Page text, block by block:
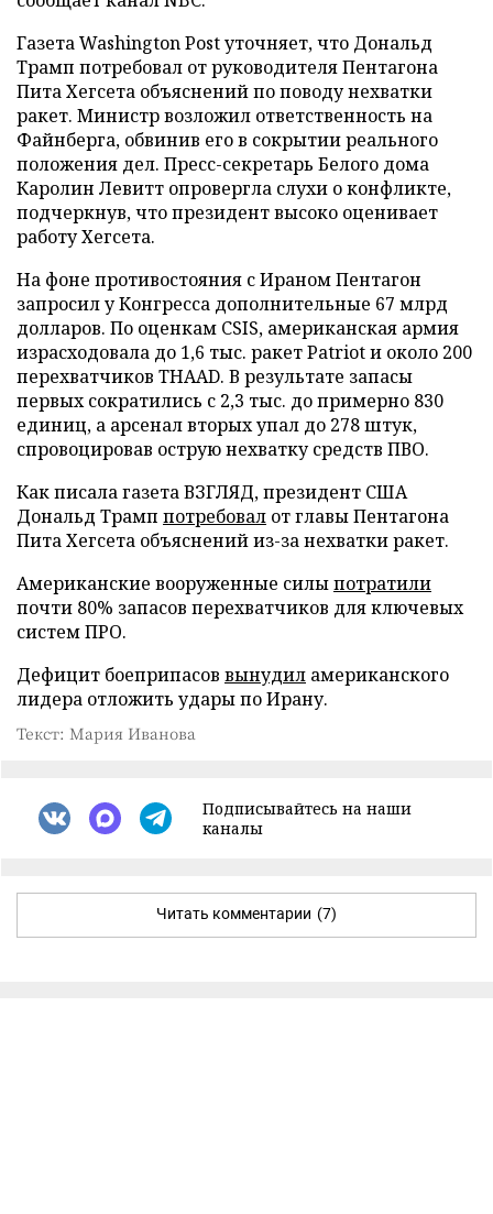
Газета Washington Post уточняет, что Дональд
Трамп потребовал от руководителя Пентагона
Пита Хегсета объяснений по поводу нехватки
ракет. Министр возложил ответственность на
Файнберга, обвинив его в сокрытии реального
положения дел. Пресс-секретарь Белого дома
Каролин Левитт опровергла слухи о конфликте,
подчеркнув, что президент высоко оценивает
работу Хегсета.
На фоне противостояния с Ираном Пентагон
запросил у Конгресса дополнительные 67 млрд
долларов. По оценкам CSIS, американская армия
израсходовала до 1,6 тыс. ракет Patriot и около 200
перехватчиков THAAD. В результате запасы
первых сократились с 2,3 тыс. до примерно 830
единиц, а арсенал вторых упал до 278 штук,
спровоцировав острую нехватку средств ПВО.
Как писала газета ВЗГЛЯД, президент США
Дональд Трамп потребовал от главы Пентагона
Пита Хегсета объяснений из-за нехватки ракет.
Американские вооруженные силыпотратили
почти 80% запасов перехватчиков для ключевых
систем ПРО.
Дефицит боеприпасов вынудил американского
лидера отложить удары по Ирану.
Текст: Мария Иванова
Подписывайтесь на наши
каналы
Читать комментарии (7)